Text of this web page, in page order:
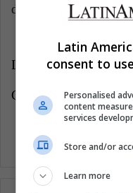
dificulta la
LatinAmerican Post |
Copy edited by
Latin
consent to
Personalised
content
services
Store and/or
Learn more